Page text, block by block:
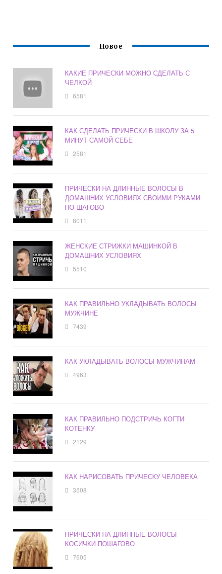
Новое
КАКИЕ ПРИЧЕСКИ МОЖНО СДЕЛАТЬ С
ЧЕЛКОЙ
6581
КАК СДЕЛАТЬ ПРИЧЕСКИ В ШКОЛУ ЗА 5
МИНУТ САМОЙ СЕБЕ
2581
ПРИЧЕСКИ НА ДЛИННЫЕ ВОЛОСЫ В
ДОМАШНИХ УСЛОВИЯХ СВОИМИ РУКАМИ
ПО ШАГОВО
8011
ЖЕНСКИЕ СТРИЖКИ МАШИНКОЙ В
ДОМАШНИХ УСЛОВИЯХ
5510
КАК ПРАВИЛЬНО УКЛАДЫВАТЬ ВОЛОСЫ
МУЖЧИНЕ
7439
КАК УКЛАДЫВАТЬ ВОЛОСЫ МУЖЧИНАМ
4963
КАК ПРАВИЛЬНО ПОДСТРИЧЬ КОГТИ
КОТЕНКУ
2129
КАК НАРИСОВАТЬ ПРИЧЕСКУ ЧЕЛОВЕКА
3508
ПРИЧЕСКИ НА ДЛИННЫЕ ВОЛОСЫ
КОСИЧКИ ПОШАГОВО
7605